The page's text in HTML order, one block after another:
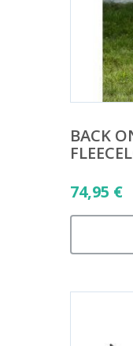
BACK
74,95 €